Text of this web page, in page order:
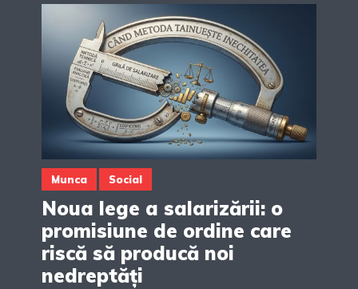
Munca Social
Noua lege a salarizării: o
promisiune de ordine care
riscă să producă noi
nedreptăți